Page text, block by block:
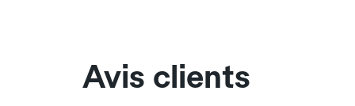
Avis clients